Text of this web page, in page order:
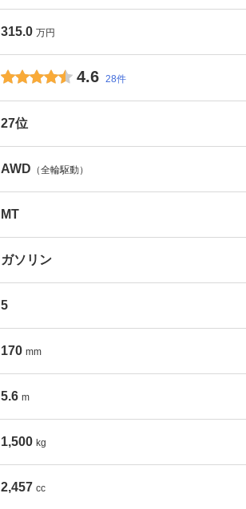
315.0 万円
4.6 28件
27位
AWD （全輪駆動）
MT
ガソリン
5
170 mm
5.6 m
1,500 kg
2,457 cc